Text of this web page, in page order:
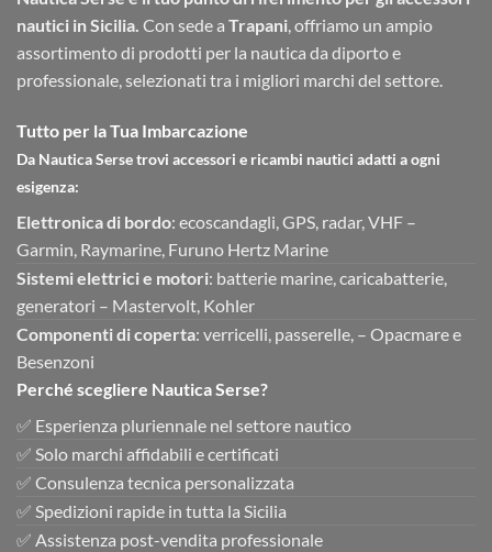
nautici in Sicilia. Con sede a Trapani, offriamo un ampio
assortimento di prodotti per la nautica da diporto e
professionale, selezionati tra i migliori marchi del settore.
Tutto per la Tua Imbarcazione
Da Nautica Serse trovi accessori e ricambi nautici adatti a ogni
esigenza:
Elettronica di bordo: ecoscandagli, GPS, radar, VHF –
Garmin, Raymarine, Furuno Hertz Marine
Sistemi elettrici e motori: batterie marine, caricabatterie,
generatori – Mastervolt, Kohler
Componenti di coperta: verricelli, passerelle, – Opacmare e
Besenzoni
Perché scegliere Nautica Serse?
✅ Esperienza pluriennale nel settore nautico
✅ Solo marchi affidabili e certificati
✅ Consulenza tecnica personalizzata
✅ Spedizioni rapide in tutta la Sicilia
✅ Assistenza post-vendita professionale